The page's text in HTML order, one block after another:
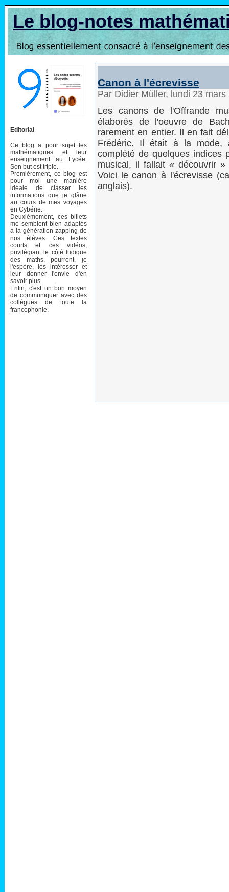
Le blog-notes
Editorial
Ce blog a pour sujet les
mathématiques et leur
enseignement au Lycée.
Son but est triple.
Premièrement, ce blog est
pour moi une manière
idéale de classer les
informations que je glâne
au cours de mes voyages
en Cybérie.
Deuxièmement, ces billets
me semblent bien adaptés
à la génération zapping de
nos élèves. Ces textes
courts et ces vidéos,
privilégiant le côté ludique
des maths, pourront, je
l'espère, les intéresser et
leur donner l'envie d'en
savoir plus.
Enfin, c'est un bon moyen
de communiquer avec des
collègues de toute la
francophonie.
Canon à l'écrevisse
Par Didier Müller, lundi 23
Les canons de l'Offrande
élaborés de l'oeuvre de
rarement en entier. Il en fait
Frédéric. Il était à la mode,
complété de quelques indices
musical, il fallait « découvrir
Voici le canon à l'écrevisse
anglais).